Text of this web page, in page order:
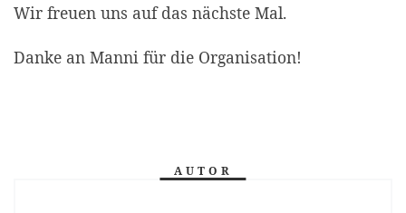
Wir freuen uns auf das nächste Mal.
Danke an Manni für die Organisation!
AUTOR